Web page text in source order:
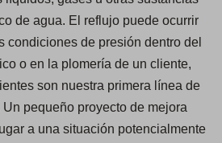
de agua. El reflujo puede ocurrir
condiciones de presión dentro del
o en la plomería de un cliente,
son nuestra primera línea de
pequeño proyecto de mejora
a una situación potencialmente